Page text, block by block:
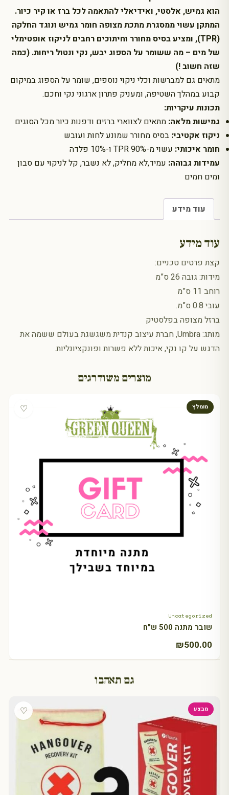
הוא גמיש, אלסטי, ואידיאלי להתאמה לכל ברז או קיר כיור.
המתקן עשוי ממסגרת מתכת מצופה חומר גמיש ונוגד החלקה
(TPR), ומציע בסיס מחורר וחיתוכים רחבים לניקוז אופטימלי
של מים – מה ששומר על הספוג יבש, נקי ונטול ריחות. (כמה
שזה חשוב !)
מתאים גם למברשות וכלי ניקוי נוספים, שומר על הספוג במיקום
קבוע במהלך השטיפה, ומעניק פתרון ארגוני נקי וחכם.
תכונות עיקריות:
גמישות מלאה: מתאים לצווארי ברזים ודפנות כיור מכל הסוגים
ניקוז אקטיבי: בסיס מחורר שמונע לחות ועובש
חומר איכותי: עשוי מ-90% TPR ו-10% פלדה
עמידות גבוהה: עמיד,לא מחליק, לא נשבר, קל לניקוי עם סבון
ומים חמים
עוד מידע
עוד מידע
קצת פרטים טכניים:
מידות: גובה 26 ס”מ
רוחב 11 ס”מ
עובי 0.8 ס”מ.
ברזל מצופה בפלסטיק
מותג: Umbra, חברת עיצוב קנדית משגשגת בעולם ששמה את
הדגש על קו נקי, איכות ללא פשרות ופונקציונליות.
מוצרים משודרגים
מומלץ ♡
Uncategorized
שובר מתנה 500 ש"ח
₪500.00
גם תאהבו
מבצע ♡